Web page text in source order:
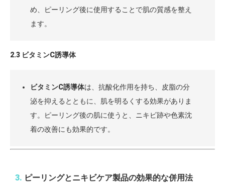
め、ピーリング後に使用することで肌の質感を整え
ます。
2.3 ビタミンC誘導体
ビタミンC誘導体は、抗酸化作用を持ち、皮脂の分
泌を抑えるとともに、肌を明るくする効果がありま
す。ピーリング後の肌に使うと、ニキビ跡や色素沈
着の改善にも効果的です。
3. ピーリングとニキビケア製品の効果的な併用法